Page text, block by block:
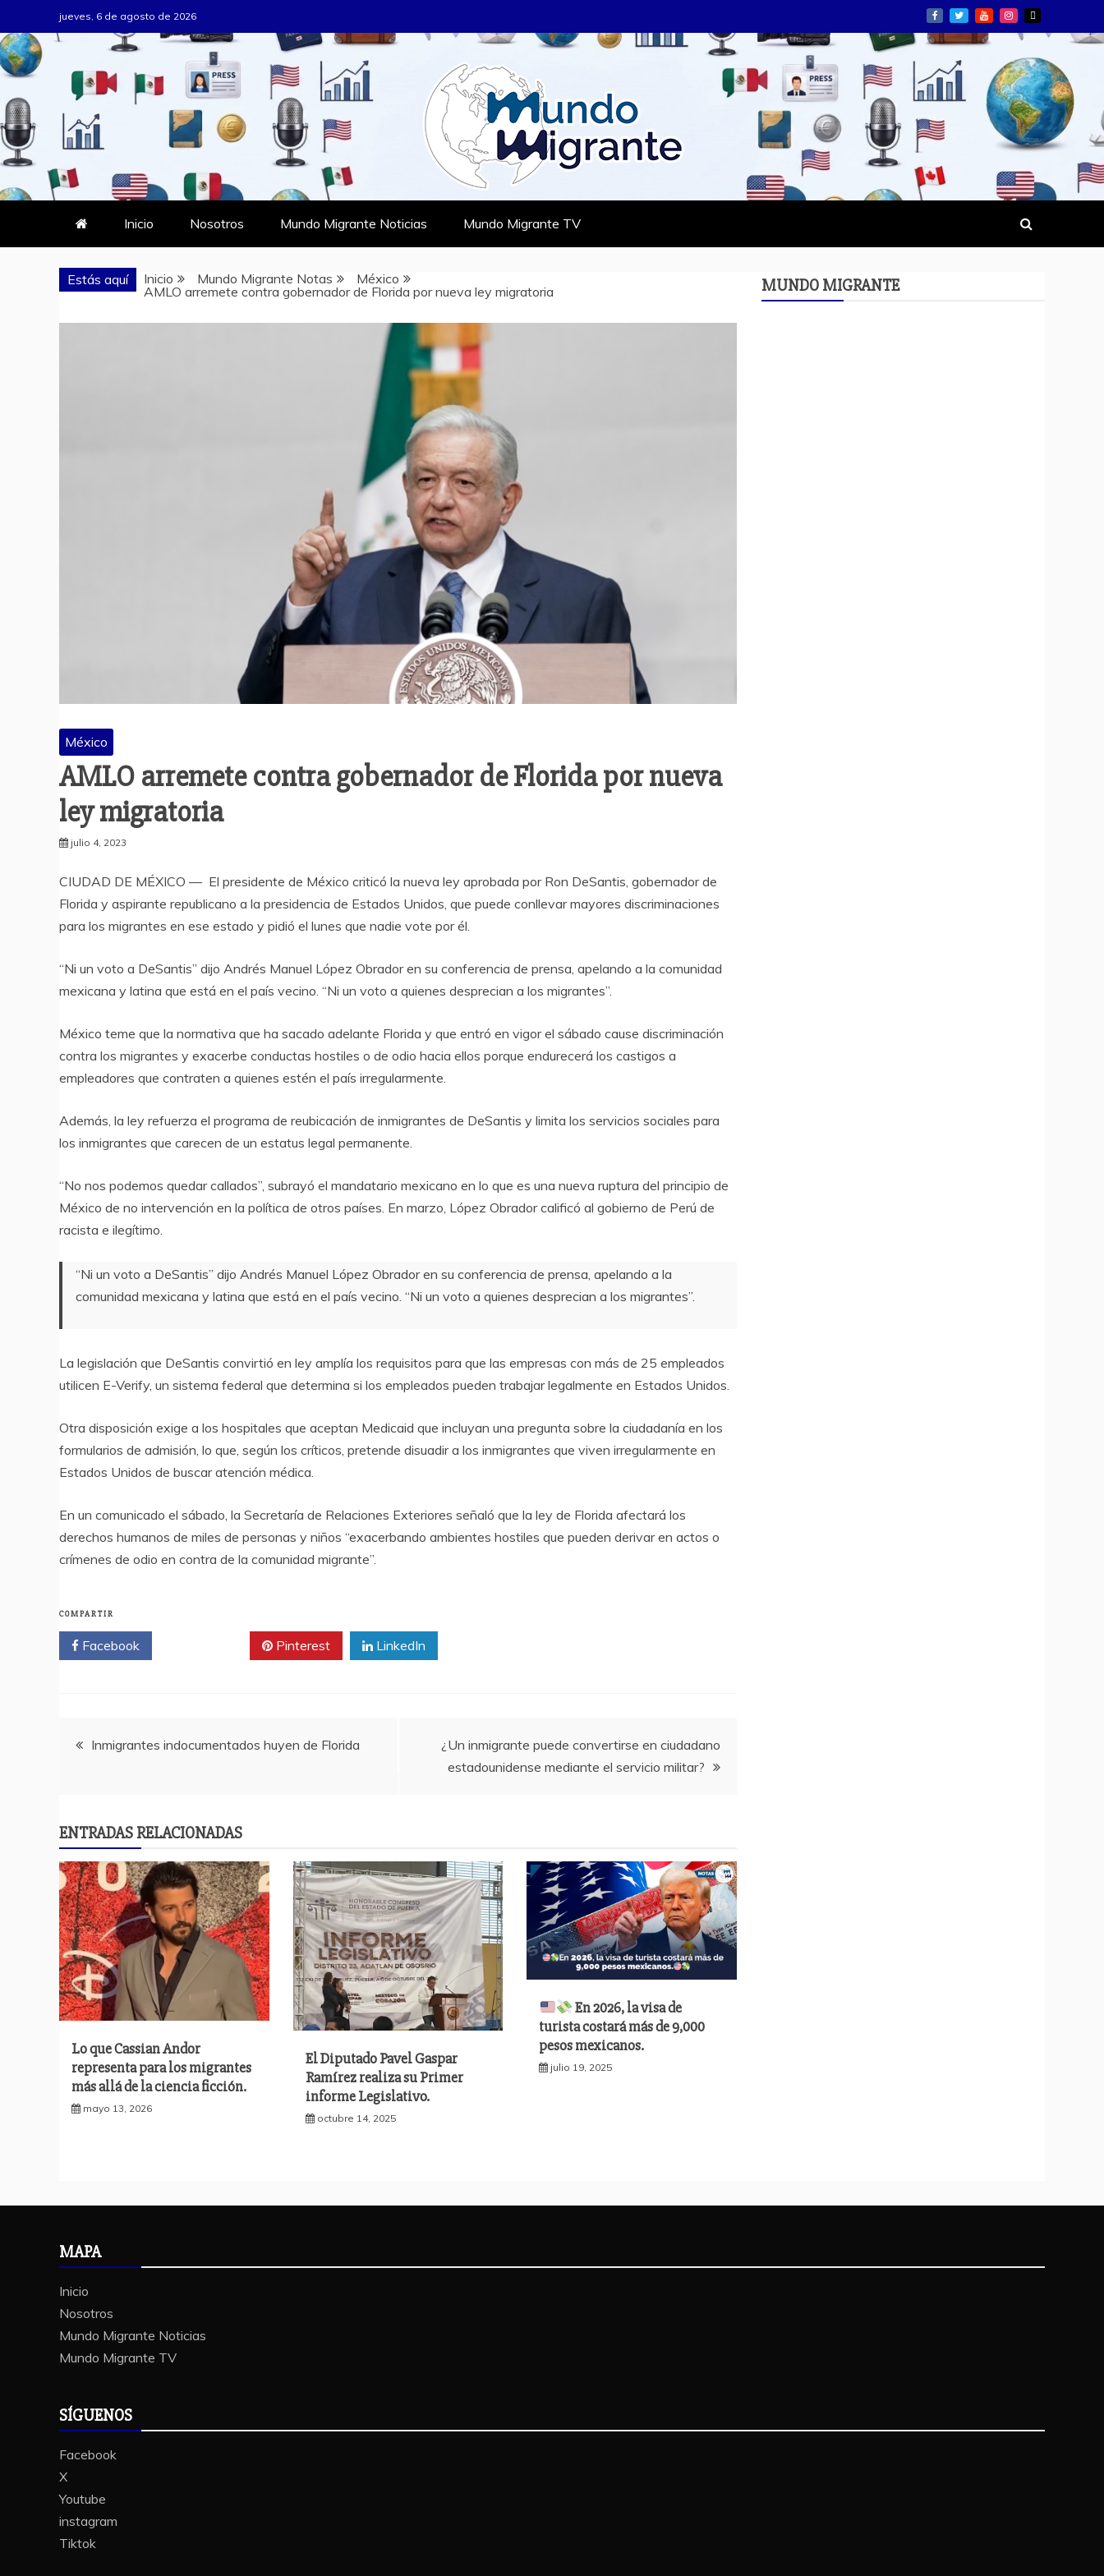
al
contenido
jueves, 6 de agosto de 2026
MUNDO MIGRANTE
DONDE TODOS SOMOS MIGRANTES
Inicio Nosotros Mundo Migrante Noticias Mundo Migrante TV
Estás aquí Inicio Mundo Migrante Notas
México
AMLO arremete contra gobernador de Florida por nueva ley migratoria
México
AMLO arremete contra gobernador de Florida por nueva
ley migratoria
julio 4, 2023
CIUDAD DE MÉXICO — El presidente de México criticó la nueva ley aprobada por Ron DeSantis, gobernador de
Florida y aspirante republicano a la presidencia de Estados Unidos, que puede conllevar mayores discriminaciones
para los migrantes en ese estado y pidió el lunes que nadie vote por él.
“Ni un voto a DeSantis” dijo Andrés Manuel López Obrador en su conferencia de prensa, apelando a la comunidad
mexicana y latina que está en el país vecino. “Ni un voto a quienes desprecian a los migrantes”.
México teme que la normativa que ha sacado adelante Florida y que entró en vigor el sábado cause discriminación
contra los migrantes y exacerbe conductas hostiles o de odio hacia ellos porque endurecerá los castigos a
empleadores que contraten a quienes estén el país irregularmente.
Además, la ley refuerza el programa de reubicación de inmigrantes de DeSantis y limita los servicios sociales para
los inmigrantes que carecen de un estatus legal permanente.
“No nos podemos quedar callados”, subrayó el mandatario mexicano en lo que es una nueva ruptura del principio de
México de no intervención en la política de otros países. En marzo, López Obrador calificó al gobierno de Perú de
racista e ilegítimo.
“Ni un voto a DeSantis” dijo Andrés Manuel López Obrador en su conferencia de prensa, apelando a la
comunidad mexicana y latina que está en el país vecino. “Ni un voto a quienes desprecian a los migrantes”.
La legislación que DeSantis convirtió en ley amplía los requisitos para que las empresas con más de 25 empleados
utilicen E-Verify, un sistema federal que determina si los empleados pueden trabajar legalmente en Estados Unidos.
Otra disposición exige a los hospitales que aceptan Medicaid que incluyan una pregunta sobre la ciudadanía en los
formularios de admisión, lo que, según los críticos, pretende disuadir a los inmigrantes que viven irregularmente en
Estados Unidos de buscar atención médica.
En un comunicado el sábado, la Secretaría de Relaciones Exteriores señaló que la ley de Florida afectará los
derechos humanos de miles de personas y niños “exacerbando ambientes hostiles que pueden derivar en actos o
crímenes de odio en contra de la comunidad migrante”.
COMPARTIR
Facebook Pinterest LinkedIn
Navegación
entradas
Inmigrantes indocumentados huyen de Florida
¿Un inmigrante puede convertirse en ciudadano
estadounidense mediante el servicio militar?
ENTRADAS RELACIONADAS
Lo que Cassian Andor
representa para los migrantes
más allá de la ciencia ficción.
mayo 13, 2026
El Diputado Pavel Gaspar
Ramírez realiza su Primer
informe Legislativo.
octubre 14, 2025
En 2026, la visa de
turista costará más de 9,000
pesos mexicanos.
julio 19, 2025
MUNDO MIGRANTE
MAPA
Inicio
Nosotros
Mundo Migrante Noticias
Mundo Migrante TV
SÍGUENOS
Facebook
X
Youtube
instagram
Tiktok